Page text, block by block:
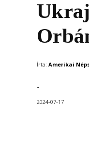
Írta: Amerikai
-
2024-07-17